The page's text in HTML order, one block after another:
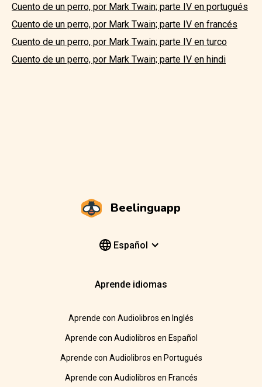
Cuento de un perro, por Mark Twain; parte IV en portugués
Cuento de un perro, por Mark Twain; parte IV en francés
Cuento de un perro, por Mark Twain; parte IV en turco
Cuento de un perro, por Mark Twain; parte IV en hindi
Beelinguapp
Español
Aprende idiomas
Aprende con Audiolibros en Inglés
Aprende con Audiolibros en Español
Aprende con Audiolibros en Portugués
Aprende con Audiolibros en Francés